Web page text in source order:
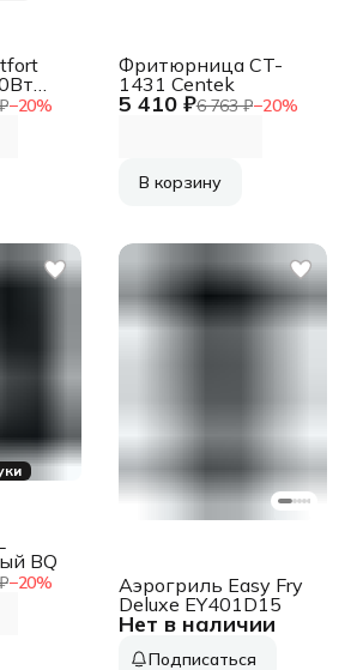
−20% 5 410 ₽6 763 ₽−20%
Фритюрница CT-
1431 Centek
В корзину
−20%
BQ
Нет в наличии
Аэрогриль Easy Fry
Deluxe EY401D15
Подписаться